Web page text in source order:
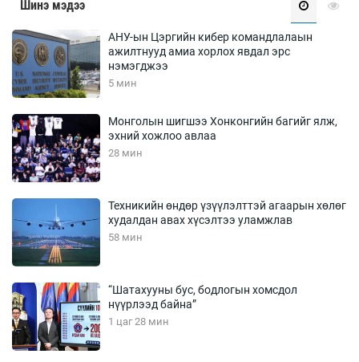
Шинэ мэдээ
АНУ-ын Цэргийн кибер командлалаын
ажилтнууд амиа хорлох явдал эрс
нэмэгджээ
5 мин
Монголын шигшээ Хонконгийн багийг ялж,
эхний хожлоо авлаа
28 мин
Техникийн өндөр үзүүлэлттэй агаарын хөлөг
худалдан авах хүсэлтээ уламжлав
58 мин
“Шатахууны бус, бодлогын хомсдол
нүүрлээд байна”
1 цаг 28 мин